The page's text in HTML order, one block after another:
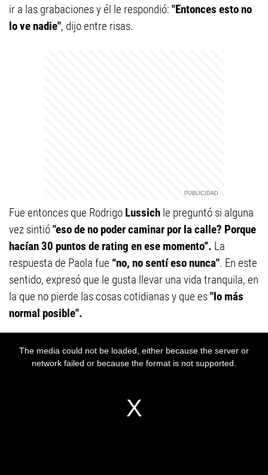
ir a las grabaciones y él le respondió: "Entonces esto no
lo ve nadie", dijo entre risas.
Fue entonces que Rodrigo Lussich le preguntó si alguna
vez sintió"eso de no poder caminar por la calle? Porque
hacían 30 puntos de rating en ese momento”. La
respuesta de Paola fue “no, no sentí eso nunca". En este
sentido, expresó que le gusta llevar una vida tranquila, en
la que no pierde las cosas cotidianas y que es"lo más
normal posible".